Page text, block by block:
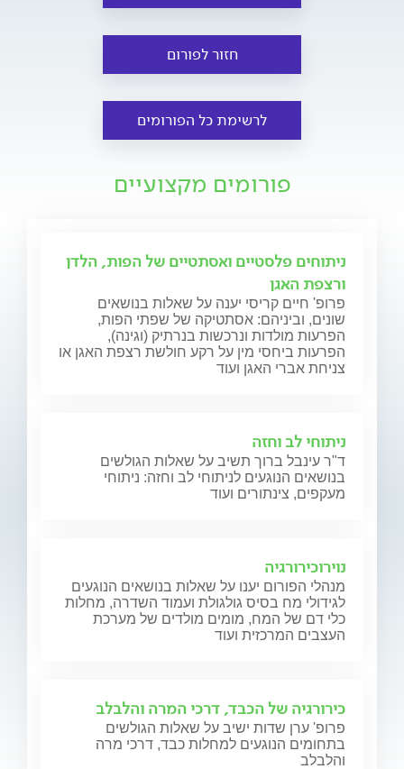
חזור לפורום
לרשימת כל הפורומים
פורומים מקצועיים
ניתוחים פלסטיים ואסתטיים של הפות, הלדן
ורצפת האגן
פרופ' חיים קריסי יענה על שאלות בנושאים
שונים, וביניהם: אסתטיקה של שפתי הפות,
הפרעות מולדות ונרכשות בנרתיק (וגינה),
הפרעות ביחסי מין על רקע חולשת רצפת האגן או
צניחת אברי האגן ועוד
ניתוחי לב וחזה
ד"ר עינבל ברוך תשיב על שאלות הגולשים
בנושאים הנוגעים לניתוחי לב וחזה: ניתוחי
מעקפים, צינתורים ועוד
נוירוכירורגיה
מנהלי הפורום יענו על שאלות בנושאים הנוגעים
לגידולי מח בסיס גולגולת ועמוד השדרה, מחלות
כלי דם של המח, מומים מולדים של מערכת
העצבים המרכזית ועוד
כירורגיה של הכבד, דרכי המרה והלבלב
פרופ' ערן שדות ישיב על שאלות הגולשים
בתחומים הנוגעים למחלות כבד, דרכי מרה
והלבלב